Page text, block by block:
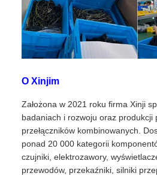
O Xinjim
Założona w 2021 roku firma Xinji
badaniach i rozwoju oraz produkcji
przełączników kombinowanych.
ponad 20 000 kategorii
czujniki, elektrozawory,
przewodów, przekaźniki, silniki